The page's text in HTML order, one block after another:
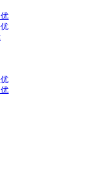
优
优
优
优